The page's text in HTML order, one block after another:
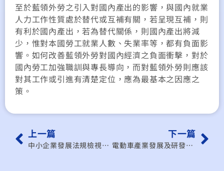
至於藍領外勞之引入對國內產出的影響，與國內就業
人力工作性質處於替代或互補有關，若呈現互補，則
有利於國內產出，若為替代關係，則國內產出將減
少，惟對本國勞工就業人數、失業率等，都有負面影
響。如何改善藍領外勞對國內經濟之負面衝擊，對於
國內勞工加強職訓與專長導向，而對藍領外勞則應該
對其工作或引進有清楚定位，應為最基本之因應之
策。
上一篇
中小企業發展法規檢視與促進計畫
下一篇
電動車產業發展及研發網路之研析